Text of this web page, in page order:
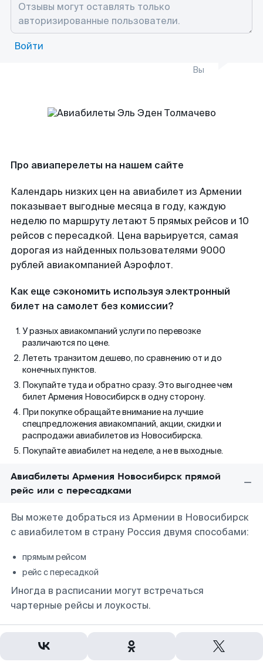
Войти
Вы
Про авиаперелеты на нашем сайте
Календарь низких цен на авиабилет из Армении
показывает выгодные месяца в году, каждую
неделю по маршруту летают 5 прямых рейсов и 10
рейсов с пересадкой. Цена варьируется, самая
дорогая из найденных пользователями 9000
рублей авиакомпанией Аэрофлот.
Как еще сэкономить используя электронный
билет на самолет без комиссии?
У разных авиакомпаний услуги по перевозке
различаются по цене.
Лететь транзитом дешево, по сравнению от и до
конечных пунктов.
Покупайте туда и обратно сразу. Это выгоднее чем
билет Армения Новосибирск в одну сторону.
При покупке обращайте внимание на лучшие
спецпредложения авиакомпаний, акции, скидки и
распродажи авиабилетов из Новосибирска.
Покупайте авиабилет на неделе, а не в выходные.
Авиабилеты Армения Новосибирск прямой
рейс или с пересадками
Вы можете добраться из Армении в Новосибирск
с авиабилетом в страну Россия двумя способами:
прямым рейсом
рейс с пересадкой
Иногда в расписании могут встречаться
чартерные рейсы и лоукосты.